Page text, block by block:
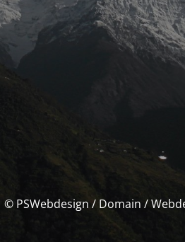
© PSWebdesign / Domain /